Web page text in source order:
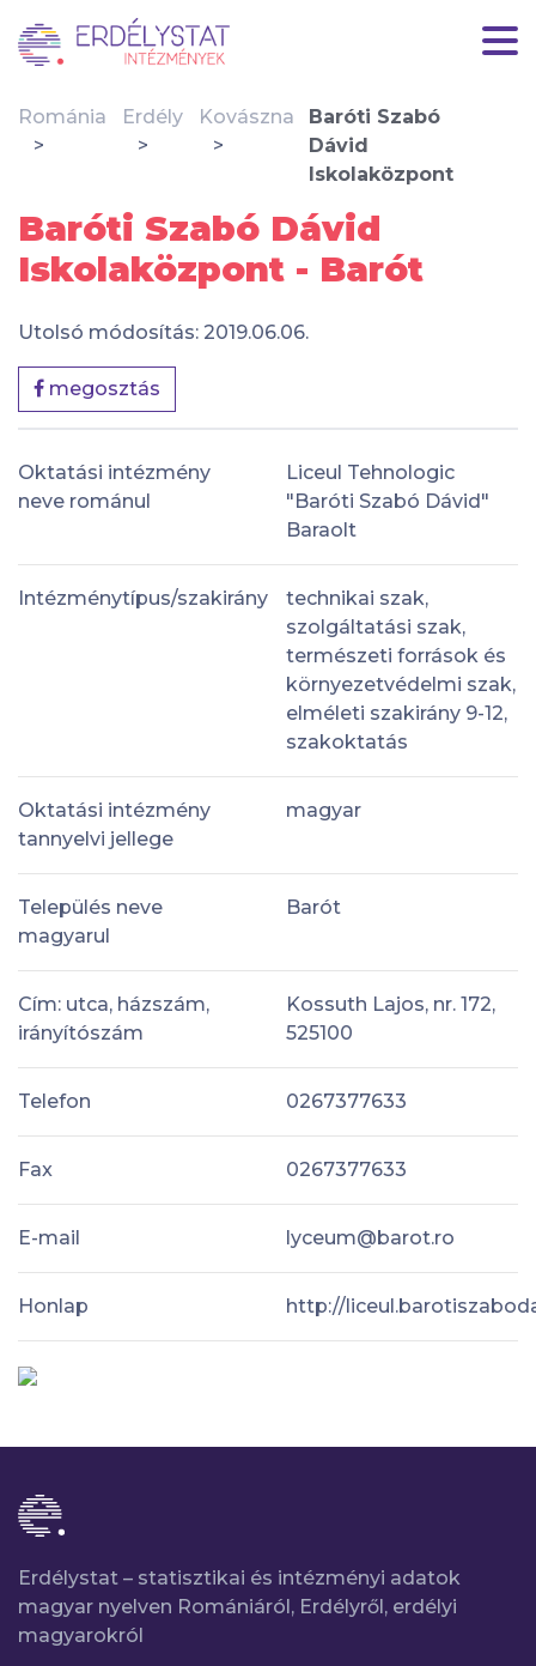
Románia Erdély Kovászna
Baróti Szabó
Dávid
Iskolaközpont
Baróti Szabó Dávid
Iskolaközpont - Barót
Utolsó módosítás: 2019.06.06.
megosztás
Oktatási intézmény
neve románul
Liceul Tehnologic
"Baróti Szabó Dávid"
Baraolt
Intézménytípus/szakirány
technikai szak,
szolgáltatási szak,
természeti források és
környezetvédelmi szak,
elméleti szakirány 9-12,
szakoktatás
Oktatási intézmény
tannyelvi jellege
magyar
Település neve
magyarul
Barót
Cím: utca, házszám,
irányítószám
Kossuth Lajos, nr. 172,
525100
Telefon 0267377633
Fax 0267377633
E-mail lyceum@barot.ro
Honlap http://
Erdélystat – statisztikai és intézményi adatok
magyar nyelven Romániáról, Erdélyről, erdélyi
magyarokról